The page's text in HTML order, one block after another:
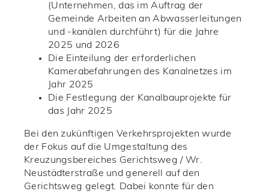
(Unternehmen, das im Auftrag der
Gemeinde Arbeiten an Abwasserleitungen
und -kanälen durchführt) für die Jahre
2025 und 2026
Die Einteilung der erforderlichen
Kamerabefahrungen des Kanalnetzes im
Jahr 2025
Die Festlegung der Kanalbauprojekte für
das Jahr 2025
Bei den zukünftigen Verkehrsprojekten wurde
der Fokus auf die Umgestaltung des
Kreuzungsbereiches Gerichtsweg / Wr.
Neustädterstraße und generell auf den
Gerichtsweg gelegt. Dabei konnte für den